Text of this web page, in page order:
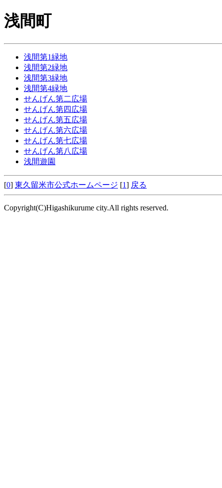
浅間町
浅間第1緑地
浅間第2緑地
浅間第3緑地
浅間第4緑地
せんげん第二広場
せんげん第四広場
せんげん第五広場
せんげん第六広場
せんげん第七広場
せんげん第八広場
浅間遊園
[0] 東久留米市公式ホームページ [1] 戻る
Copyright(C)Higashikurume city.All rights reserved.